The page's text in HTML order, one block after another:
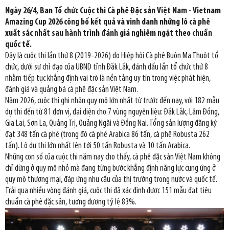
Ngày 26/4, Ban Tổ chức Cuộc thi Cà phê Đặc sản Việt Nam - Vietnam
Amazing Cup 2026 công bố kết quả và vinh danh những lô cà phê
xuất sắc nhất sau hành trình đánh giá nghiêm ngặt theo chuẩn
quốc tế.
Đây là cuộc thi lần thứ 8 (2019-2026) do Hiệp hội Cà phê Buôn Ma Thuột tổ
chức, dưới sự chỉ đạo của UBND tỉnh Đắk Lắk, đánh dấu lần tổ chức thứ 8
nhằm tiếp tục khẳng định vai trò là nền tảng uy tín trong việc phát hiện,
đánh giá và quảng bá cà phê đặc sản Việt Nam.
Năm 2026, cuộc thi ghi nhận quy mô lớn nhất từ trước đến nay, với 182 mẫu
dự thi đến từ 81 đơn vị, đại diện cho 7 vùng nguyên liệu: Đắk Lắk, Lâm Đồng,
Gia Lai, Sơn La, Quảng Trị, Quảng Ngãi và Đồng Nai. Tổng sản lượng đăng ký
đạt 348 tấn cà phê (trong đó cà phê Arabica 86 tấn, cà phê Robusta 262
tấn). Lô dự thi lớn nhất lên tới 50 tấn Robusta và 10 tấn Arabica.
Những con số của cuộc thi năm nay cho thấy, cà phê đặc sản Việt Nam không
chỉ dừng ở quy mô nhỏ mà đang từng bước khẳng định năng lực cung ứng ở
quy mô thương mại, đáp ứng nhu cầu của thị trường trong nước và quốc tế.
Trải qua nhiều vòng đánh giá, cuộc thi đã xác định được 151 mẫu đạt tiêu
chuẩn cà phê đặc sản, tương đương tỷ lệ 83%.